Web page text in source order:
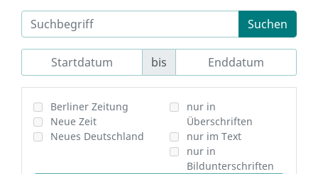
Suchen
bis
Berliner Zeitung
Neue Zeit
Neues Deutschland
nur in
Überschriften
nur im Text
nur in
Bildunterschriften